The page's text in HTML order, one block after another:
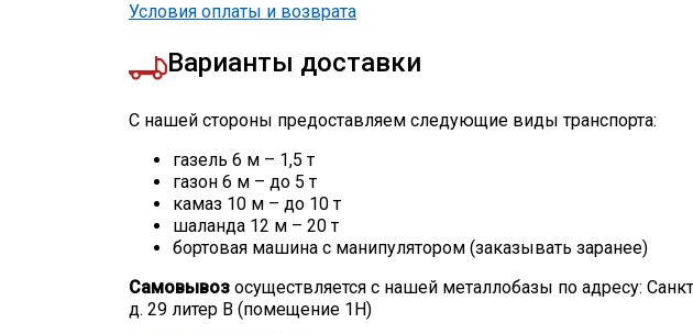
Условия оплаты и возврата
Варианты доставки
С нашей стороны предоставляем следующие виды транспорта:
газель 6 м – 1,5 т
газон 6 м – до 5 т
камаз 10 м – до 10 т
шаланда 12 м – 20 т
бортовая машина с манипулятором (заказывать заранее)
Самовывоз осуществляется с нашей металлобазы по адресу:
д. 29 литер В (помещение 1Н)